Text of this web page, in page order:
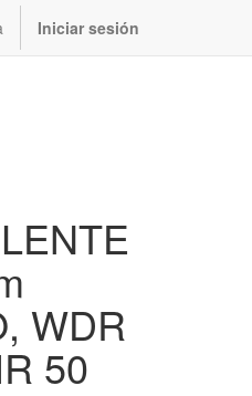
Iniciar sesión
WDR
50